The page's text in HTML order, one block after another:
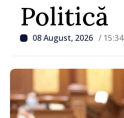
Politică
08 August, 2026 / 15:34